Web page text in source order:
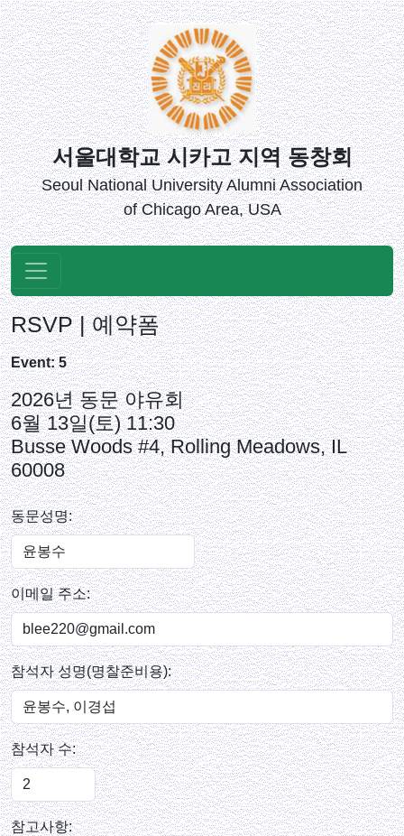
서울대학교 시카고 지역 동창회
Seoul National University Alumni Association
of Chicago Area, USA
RSVP | 예약폼
Event: 5
2026년 동문 야유회
6월 13일(토) 11:30
Busse Woods #4, Rolling Meadows, IL
60008
동문성명:
이메일 주소:
참석자 성명(명찰준비용):
참석자 수:
참고사항: